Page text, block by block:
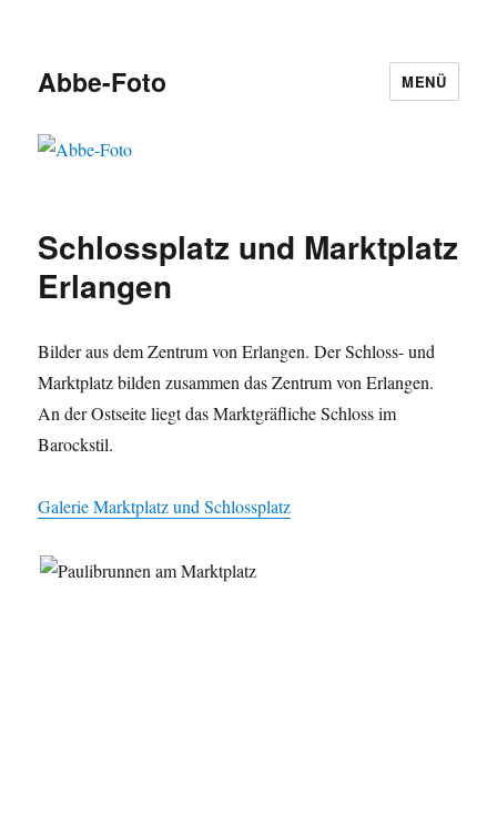
Abbe-Foto MENÜ
Schlossplatz und Marktplatz
Erlangen
Bilder aus dem Zentrum von Erlangen. Der Schloss- und
Marktplatz bilden zusammen das Zentrum von Erlangen.
An der Ostseite liegt das Marktgräfliche Schloss im
Barockstil.
Galerie Marktplatz und Schlossplatz